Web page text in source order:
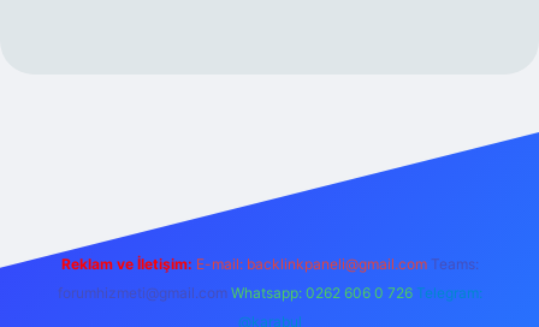
Reklam ve İletişim: E-mail: backlinkpaneli@gmail.com Teams:
forumhizmeti@gmail.com Whatsapp: 0262 606 0 726 Telegram:
@karabul